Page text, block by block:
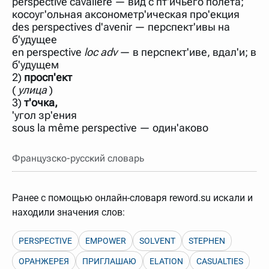
нужно будет нажать на кнопку "Найти".
Для более сложных случаев существует возможность
указывать несколько слов в запросе. Например, если
написать в строке запроса "Пушкин поэт" и нажать
"Найти", выведутся все словарные статьи о поэте
Пушкине, но не о городе.
В сложных запросах тоже могут присутствовать
неизвестные буквы. Например, в кроссворде есть
слово "***м***ов", в задании "русский поэт 19 века".
Пишем в Reword первым словом "***м***ов", далее
через пробел "поэт". Получается "***м***ов поэт" (без
кавычек). Нажимаем "Найти" и получаем статью
"Лермонтов" и не только.
словарь вверх или вниз за прямоугольник слева от
названия словаря. Также можно выключать ненужные
косоуг'ольная аксонометр'ическая про'екция
des perspectives d'avenir — перспект'ивы на
б'удущее
en perspective loc adv— в перспект'иве, вдал'и; в
б'удущем
2) просп'ект
( улица)
3) т'очка,
'угол зр'ения
sous la même perspective — один'аково
Французско-русский словарь
Ранее с помощью онлайн-словаря reword.su искали и
находили значения слов:
PERSPECTIVE EMPOWER SOLVENT STEPHEN
ОРАНЖЕРЕЯ ПРИГЛАШАЮ ELATION CASUALTIES